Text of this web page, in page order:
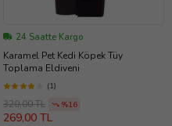
24 Saatte Kargo
Karamel Pet Kedi Köpek Tüy
Toplama Eldiveni
(1)
320,00 TL %16
269,00 TL